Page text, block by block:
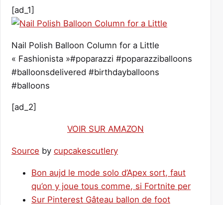
[ad_1]
Nail Polish Balloon Column for a Little
« Fashionista »#poparazzi #poparazziballoons
#balloonsdelivered #birthdayballoons
#balloons
[ad_2]
VOIR SUR AMAZON
Source by cupcakescutlery
Bon aujd le mode solo d’Apex sort, faut
qu’on y joue tous comme, si Fortnite per
Sur Pinterest Gâteau ballon de foot